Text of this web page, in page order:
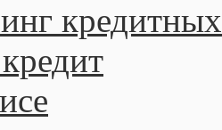
кредитных